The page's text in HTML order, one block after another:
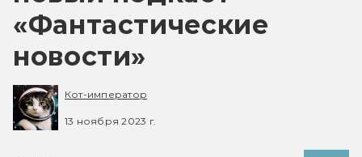
«Фантастические
новости»
Кот-император
13 ноября 2023 г.